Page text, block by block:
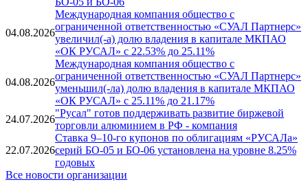
04.08.2026
Международная компания общество с
ограниченной ответственностью «СУАЛ Партнерс»
увеличил(-а) долю владения в капитале МКПАО
«ОК РУСАЛ» с 22.53% до 25.11%
04.08.2026
Международная компания общество с
ограниченной ответственностью «СУАЛ Партнерс»
уменьшил(-ла) долю владения в капитале МКПАО
«ОК РУСАЛ» с 25.11% до 21.17%
24.07.2026
"Русал" готов поддерживать развитие биржевой
торговли алюминием в РФ - компания
22.07.2026
Ставка 9–10-го купонов по облигациям «РУСАЛа»
серий БО-05 и БО-06 установлена на уровне 8.25%
годовых
Все новости организации